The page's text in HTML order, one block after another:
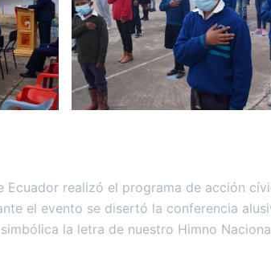
realizó el programa de acción
el evento se disertó la conferencia
la letra de nuestro Himno